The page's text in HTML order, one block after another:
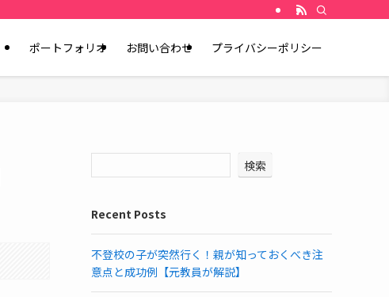
ポートフォリオ お問い合わせ プライバシーポリシー
検索
Recent Posts
不登校の子が突然行く！親が知っておくべき注
意点と成功例【元教員が解説】